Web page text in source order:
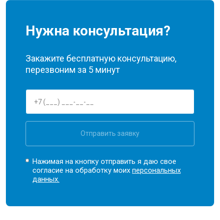
Нужна консультация?
Закажите бесплатную консультацию,
перезвоним за 5 минут
Отправить заявку
Нажимая на кнопку отправить я даю свое
согласие на обработку моихперсональных
данных.